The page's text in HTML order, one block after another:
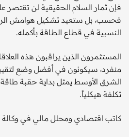
فإن ثمار السلام الحقيقية لن
فحسب، بل ستعيد تشكيل هوامش
النسبية في قطاع الطاقة بأكمله.
المستثمرون الذين يراقبون هذه
منفرد، سيكونون في أفضل وضع
الشرق الأوسط يمثل بداية حقبة طاقة
تكلفة هيكلياً.
كاتب اقتصادي ومحلل مالي في وكالة